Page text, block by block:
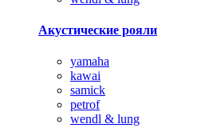
Акустические рояли
yamaha
kawai
samick
petrof
wendl & lung